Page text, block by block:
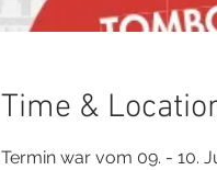
Time &
Termin war vom 09. - 10.